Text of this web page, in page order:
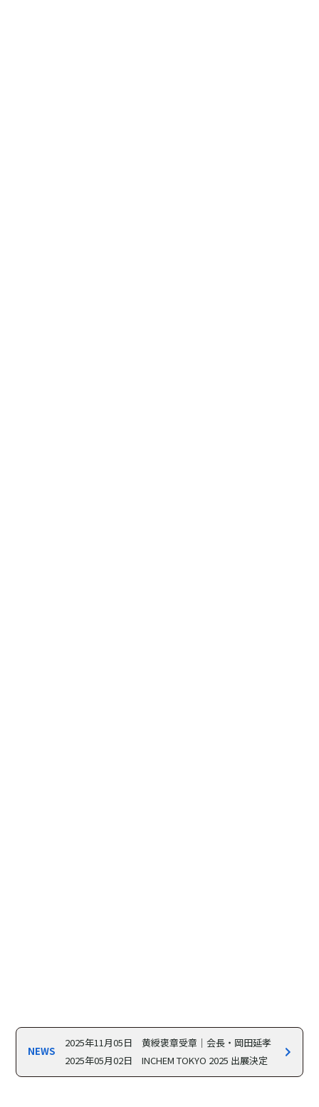
NEWS
2025年11月05日
黄綬褒章受章｜会長・岡田延孝
2025年05月02日
INCHEM TOKYO 2025 出展決定